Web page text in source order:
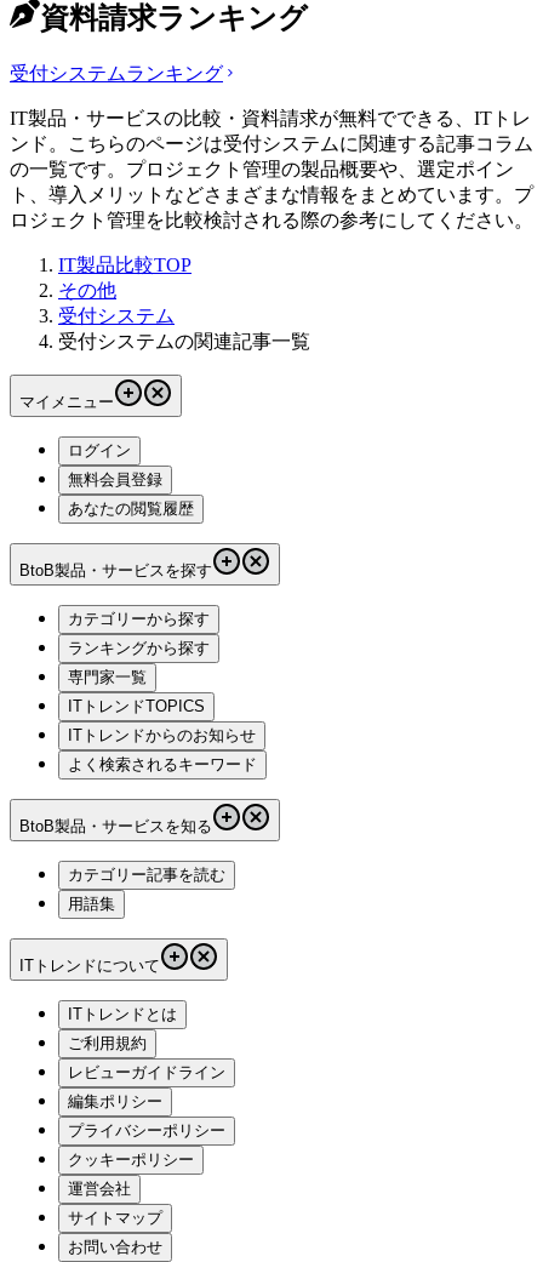
資料請求ランキング
受付システムランキング
IT製品・サービスの比較・資料請求が無料でできる、ITトレ
ンド。こちらのページは受付システムに関連する記事コラム
の一覧です。プロジェクト管理の製品概要や、選定ポイン
ト、導入メリットなどさまざまな情報をまとめています。プ
ロジェクト管理を比較検討される際の参考にしてください。
IT製品比較TOP
その他
受付システム
受付システムの関連記事一覧
マイメニュー
ログイン
無料会員登録
あなたの閲覧履歴
BtoB製品・サービスを探す
カテゴリーから探す
ランキングから探す
専門家一覧
ITトレンドTOPICS
ITトレンドからのお知らせ
よく検索されるキーワード
BtoB製品・サービスを知る
カテゴリー記事を読む
用語集
ITトレンドについて
ITトレンドとは
ご利用規約
レビューガイドライン
編集ポリシー
プライバシーポリシー
クッキーポリシー
運営会社
サイトマップ
お問い合わせ